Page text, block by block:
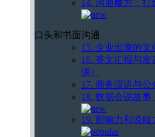
14. 沟通魔方：
口头和书面沟通
15. 企业出海的
16. 英文汇报与
课）
17. 商务演讲与公
18. 数据会说故
19. 影响力和说